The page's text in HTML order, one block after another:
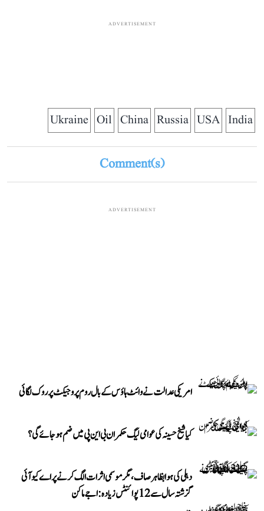
ADVERTISEMENT
India
USA
Russia
China
Oil
Ukraine
Comment(s)
ADVERTISEMENT
امریکی عدالت نے وائٹ ہاؤس کے بال روم پروجیکٹ پر روک لگائی
کیا شیخ حسینہ کی عوامی لیگ حکمران بی این پی میں ضم ہو جائے گی؟
دہلی کی ہوا بظاہر صاف، مگر موسمی اثرات الگ کرنے پر اے کیو آئی
گزشتہ سال سے 12 پوائنٹس زیادہ: اجے ماکن